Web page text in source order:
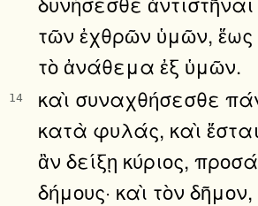
τῶν ἐχθρῶν ὑμῶν, ἕως
τὸ ἀνάθεμα ἐξ ὑμῶν.
14
καὶ συναχθήσεσθε
κατὰ φυλάς, καὶ
ἂν δείξῃ κύριος,
δήμους· καὶ τὸν